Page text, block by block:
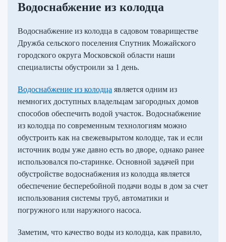
Водоснабжение из колодца
Водоснабжение из колодца в садовом товариществе
Дружба сельского поселения Спутник Можайского
городского округа Московской области наши
специалисты обустроили за 1 день.
Водоснабжение из колодца является одним из
немногих доступных владельцам загородных домов
способов обеспечить водой участок. Водоснабжение
из колодца по современным технологиям можно
обустроить как на свежевырытом колодце, так и если
источник воды уже давно есть во дворе, однако ранее
использовался по-старинке. Основной задачей при
обустройстве водоснабжения из колодца является
обеспечение бесперебойной подачи воды в дом за счет
использования системы труб, автоматики и
погружного или наружного насоса.
Заметим, что качество воды из колодца, как правило,